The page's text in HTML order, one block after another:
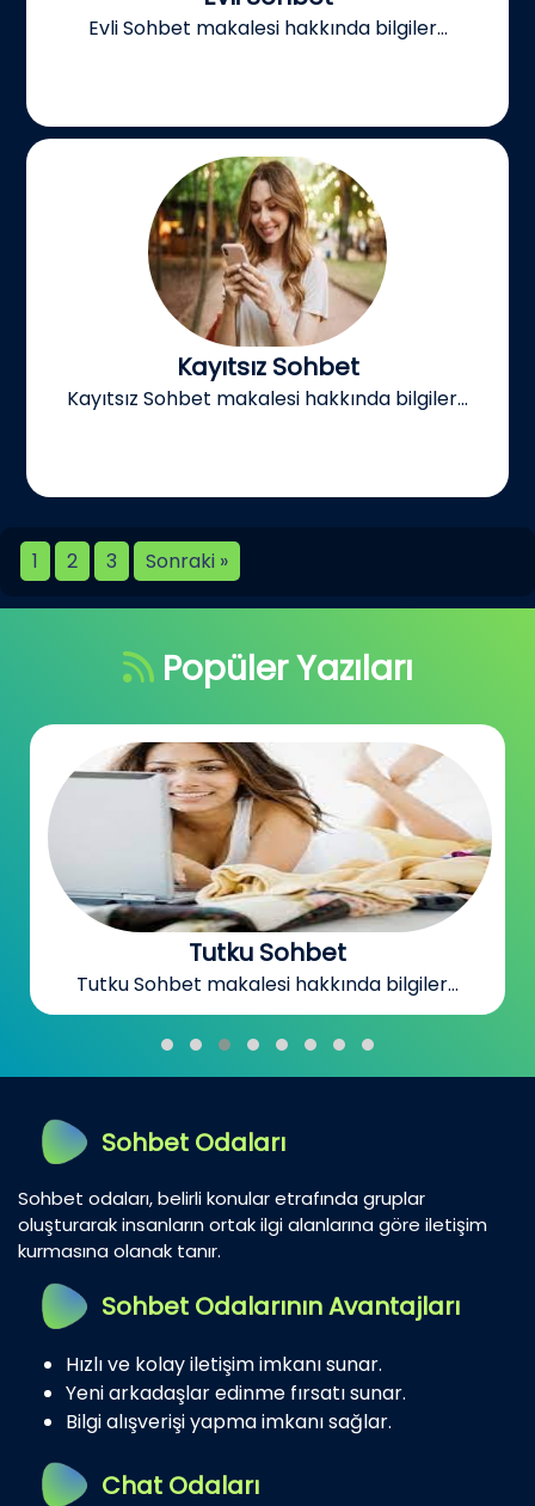
Evli Sohbet makalesi hakkında bilgiler...
Kayıtsız Sohbet
Kayıtsız Sohbet makalesi hakkında bilgiler...
1 2 3 Sonraki »
Popüler Yazıları
Sohbet Odaları
Sohbet Odaları makalesi hakkında bilgiler...
Sohbet Odaları
Sohbet odaları, belirli konular etrafında gruplar
oluşturarak insanların ortak ilgi alanlarına göre iletişim
kurmasına olanak tanır.
Sohbet Odalarının Avantajları
Hızlı ve kolay iletişim imkanı sunar.
Yeni arkadaşlar edinme fırsatı sunar.
Bilgi alışverişi yapma imkanı sağlar.
Chat Odaları